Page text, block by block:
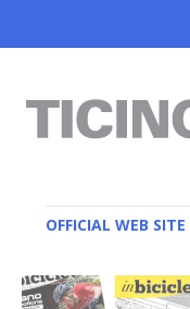
OFFICIAL WEB